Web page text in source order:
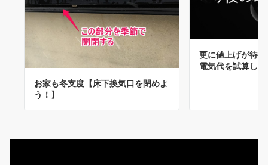
お家も冬支度【床下換気口を閉めよ
う！】
更に値上げが待
電気代を試算し